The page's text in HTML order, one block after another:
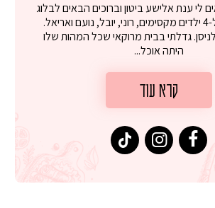
לי ענת אלישע ביטון וברוכים הבאים לבלוג
שלי. אני אמא ל-4 ילדים מקסימים, רוני, יובל, נועם ואריאל.
גדלתי בבית מרוקאי שכל המהות שלו
היתה אוכל...
קרא עוד